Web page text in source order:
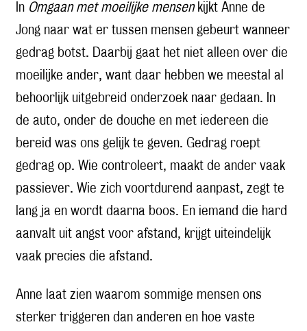
In Omgaan met moeilijke mensenkijkt Anne de
Jong naar wat er tussen mensen gebeurt wanneer
gedrag botst. Daarbij gaat het niet alleen over die
moeilijke ander, want daar hebben we meestal al
behoorlijk uitgebreid onderzoek naar gedaan. In
de auto, onder de douche en met iedereen die
bereid was ons gelijk te geven. Gedrag roept
gedrag op. Wie controleert, maakt de ander vaak
passiever. Wie zich voortdurend aanpast, zegt te
lang ja en wordt daarna boos. En iemand die hard
aanvalt uit angst voor afstand, krijgt uiteindelijk
vaak precies die afstand.
Anne laat zien waarom sommige mensen ons
sterker triggeren dan anderen en hoe vaste